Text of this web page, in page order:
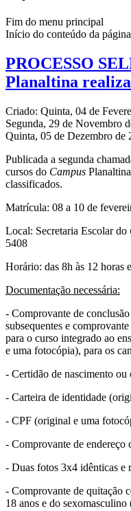
Fim do menu principal
Início do conteúdo da página
PROCESSO
Planaltina realiza
Criado: Quinta, 04 de
Segunda, 29 de Novembro
Quinta, 05 de Dezembro de
Publicada a segunda
cursos do Campus
classificados.
Matrícula: 08 a 10 de
Local: Secretaria Escolar do
5408
Horário: das 8h às 12 horas
Documentação necessária:
- Comprovante de
subsequentes e
para o curso integrado ao
e uma fotocópia), para os
- Certidão de nascimento
- Carteira de identidade
- CPF (original e uma
- Comprovante de
- Duas fotos 3x4 idênticas e
- Comprovante de quitação
18 anos e do